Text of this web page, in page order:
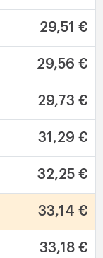
29,51 €
29,56 €
29,73 €
31,29 €
32,25 €
33,14 €
33,18 €